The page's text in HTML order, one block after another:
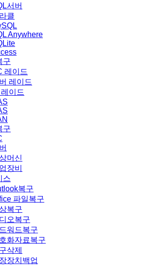
서버
클
Anywhere
구
레이드
레이드
이드
구
머신
장비
스
복구
파일복구
복구
오복구
워드복구
화자료복구
삭제
장치백업